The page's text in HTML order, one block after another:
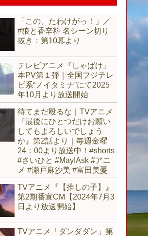
「この、たわけがっ！」／
#狼と香辛料 名シーン切り
抜き：第10幕より
テレビアニメ『しゃばけ』
本PV第１弾｜全国フジテレ
ビ系“ノイタミナ”にて2025
年10月より放送開始
待てまだ殴るな｜TVアニメ
『最後にひとつだけお願い
してもよろしいでしょう
か』第2話より｜毎週金曜
24：00より放送中！#shorts
#さいひと #MayIAsk #アニ
メ #瀬戸麻沙美 #富田美憂
TVアニメ『【推しの子】』
第2期番宣CM【2024年7月3
日より放送開始】
TVアニメ「ダンダダン」第